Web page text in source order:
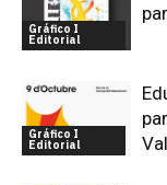
Gráfico I
Editorial
Gráfico I
Editorial